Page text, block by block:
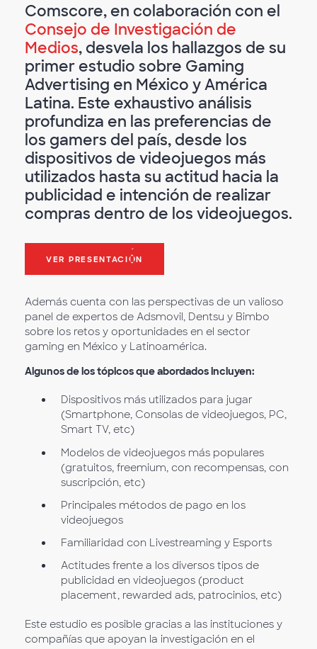
Comscore, en colaboración con el
Consejo de Investigación de
Medios, desvela los hallazgos de su
primer estudio sobre Gaming
Advertising en México y América
Latina. Este exhaustivo análisis
profundiza en las preferencias de
los gamers del país, desde los
dispositivos de videojuegos más
utilizados hasta su actitud hacia la
publicidad e intención de realizar
compras dentro de los videojuegos.
VER PRESENTACIÓN
Además cuenta con las perspectivas de un valioso
panel de expertos de Adsmovil, Dentsu y Bimbo
sobre los retos y oportunidades en el sector
gaming en México y Latinoamérica.
Algunos de los tópicos que abordados incluyen:
Dispositivos más utilizados para jugar
(Smartphone, Consolas de videojuegos, PC,
Smart TV, etc)
Modelos de videojuegos más populares
(gratuitos, freemium, con recompensas, con
suscripción, etc)
Principales métodos de pago en los
videojuegos
Familiaridad con Livestreaming y Esports
Actitudes frente a los diversos tipos de
publicidad en videojuegos (product
placement, rewarded ads, patrocinios, etc)
Este estudio es posible gracias a las instituciones y
compañías que apoyan la investigación en el